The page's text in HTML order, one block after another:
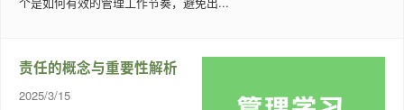
责任的概念与重要性解析
2025/3/15